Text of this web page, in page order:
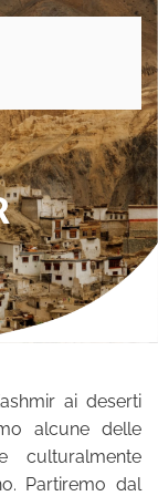
ai deserti
alcune delle
culturalmente
Partiremo dal